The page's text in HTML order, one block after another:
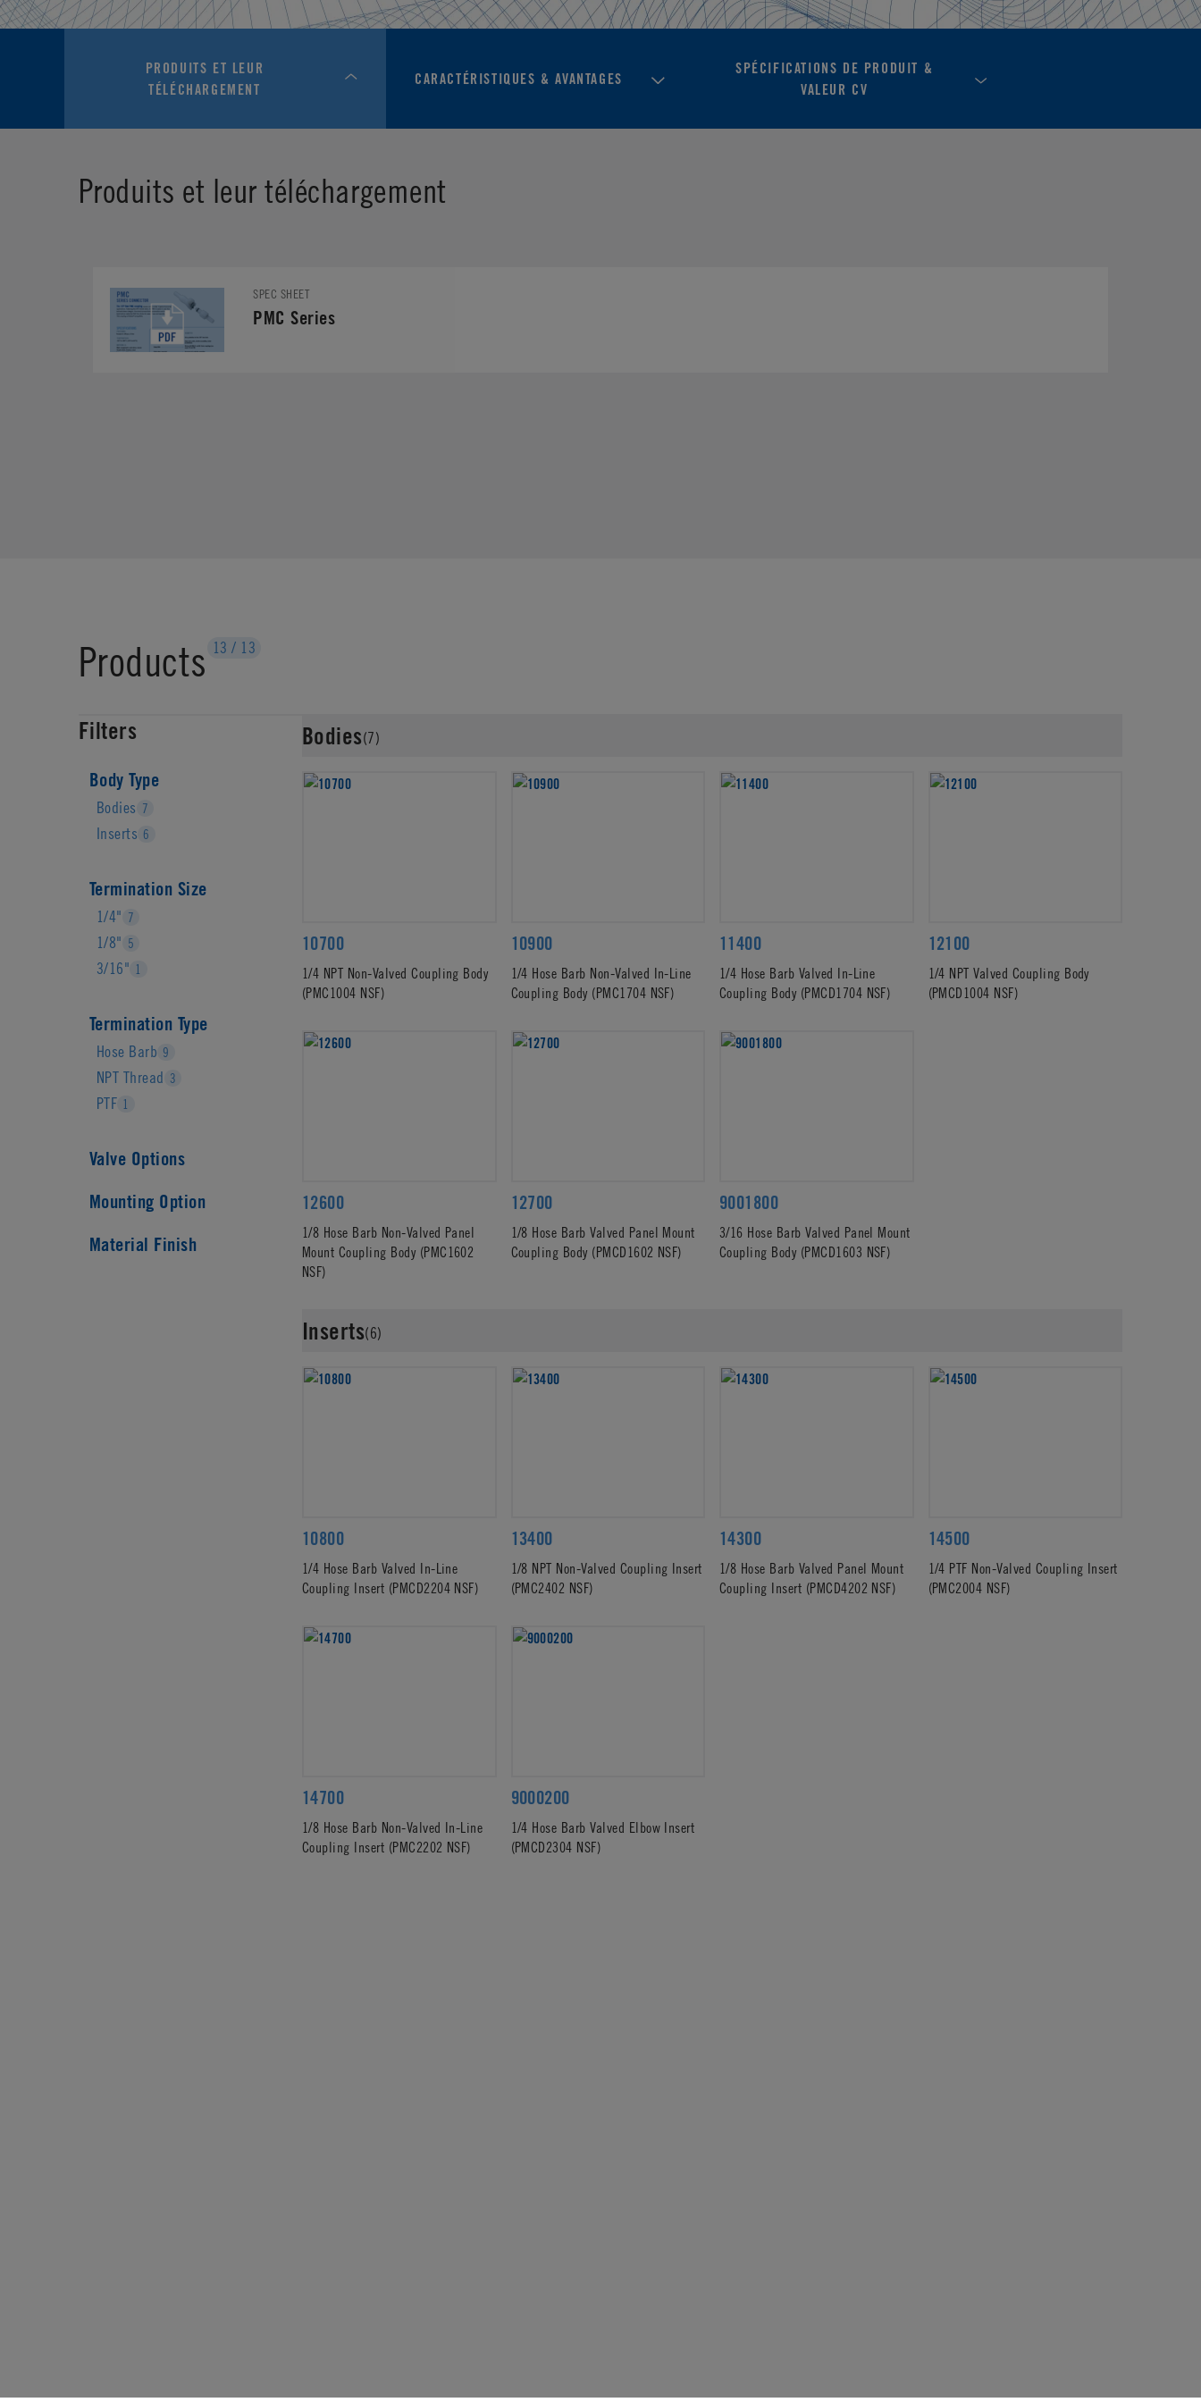
PRODUITS ET LEUR
TÉLÉCHARGEMENT
CARACTÉRISTIQUES & AVANTAGES
SPÉCIFICATIONS DE PRODUIT &
VALEUR CV
Produits et leur téléchargement
SPEC SHEET
PMC Series
Products 13 / 13
Filters
Body Type
Bodies 7
Inserts 6
Termination Size
1/4" 7
1/8" 5
3/16" 1
Termination Type
Hose Barb 9
NPT Thread 3
PTF 1
Valve Options
Mounting Option
Material Finish
Bodies(7)
10700
1/4 NPT Non-Valved Coupling Body
(PMC1004 NSF)
10900
1/4 Hose Barb Non-Valved In-Line
Coupling Body (PMC1704 NSF)
11400
1/4 Hose Barb Valved In-Line
Coupling Body (PMCD1704 NSF)
12100
1/4 NPT Valved Coupling Body
(PMCD1004 NSF)
12600
1/8 Hose Barb Non-Valved Panel
Mount Coupling Body (PMC1602
NSF)
12700
1/8 Hose Barb Valved Panel Mount
Coupling Body (PMCD1602 NSF)
9001800
3/16 Hose Barb Valved Panel Mount
Coupling Body (PMCD1603 NSF)
Inserts(6)
10800
1/4 Hose Barb Valved In-Line
Coupling Insert (PMCD2204 NSF)
13400
1/8 NPT Non-Valved Coupling Insert
(PMC2402 NSF)
14300
1/8 Hose Barb Valved Panel Mount
Coupling Insert (PMCD4202 NSF)
14500
1/4 PTF Non-Valved Coupling Insert
(PMC2004 NSF)
14700
1/8 Hose Barb Non-Valved In-Line
Coupling Insert (PMC2202 NSF)
9000200
1/4 Hose Barb Valved Elbow Insert
(PMCD2304 NSF)